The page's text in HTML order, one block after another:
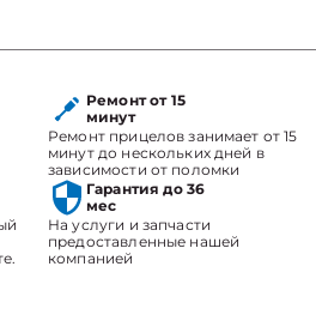
Ремонт от 15
минут
Ремонт прицелов занимает от 15
минут до нескольких дней в
зависимости от поломки
Гарантия до 36
мес
На услуги и запчасти
предоставленные нашей
компанией